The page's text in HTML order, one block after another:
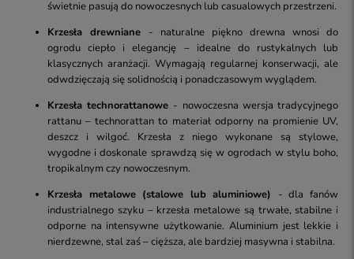
świetnie pasują do nowoczesnych lub casualowych przestrzeni.
Krzesła drewniane - naturalne piękno drewna wnosi do
ogrodu ciepło i elegancję – idealne do rustykalnych lub
klasycznych aranżacji. Wymagają regularnej konserwacji, ale
odwdzięczają się solidnością i ponadczasowym wyglądem.
Krzesła technorattanowe - nowoczesna wersja tradycyjnego
rattanu – technorattan to materiał odporny na promienie UV,
deszcz i wilgoć. Krzesła z niego wykonane są stylowe,
wygodne i doskonale sprawdzą się w ogrodach w stylu boho,
tropikalnym czy nowoczesnym.
Krzesła metalowe (stalowe lub aluminiowe) - dla fanów
industrialnego szyku – krzesła metalowe są trwałe, stabilne i
odporne na intensywne użytkowanie. Aluminium jest lekkie i
nierdzewne, stal zaś – cięższa, ale bardziej masywna i stabilna.